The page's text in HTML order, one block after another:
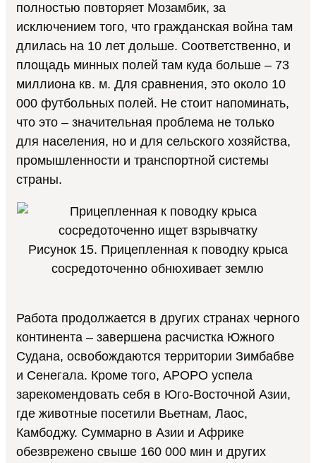
полностью повторяет Мозамбик, за
исключением того, что гражданская война там
длилась на 10 лет дольше. Соответственно, и
площадь минных полей там куда больше – 73
миллиона кв. м. Для сравнения, это около 10
000 футбольных полей. Не стоит напоминать,
что это – значительная проблема не только
для населения, но и для сельского хозяйства,
промышленности и транспортной системы
страны.
Рисунок 15. Прицепленная к поводку крыса
сосредоточенно обнюхивает землю
Работа продолжается в других странах черного
континента – завершена расчистка Южного
Судана, освобождаются территории Зимбабве
и Сенегала. Кроме того, APOPO успела
зарекомендовать себя в Юго-Восточной Азии,
где животные посетили Вьетнам, Лаос,
Камбоджу. Суммарно в Азии и Африке
обезврежено свыше 160 000 мин и других